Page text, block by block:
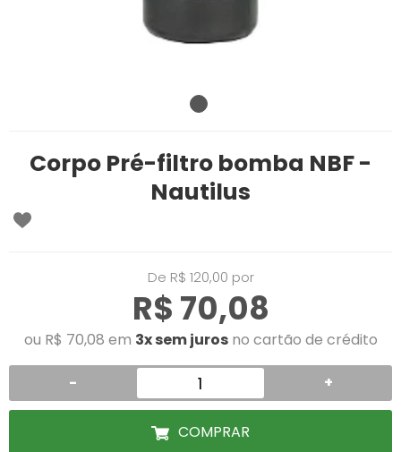
Corpo Pré-filtro bomba NBF -
Nautilus
De R$ 120,00 por
R$ 70,08
ou R$ 70,08 em 3x sem jurosno cartão de crédito
- +
COMPRAR